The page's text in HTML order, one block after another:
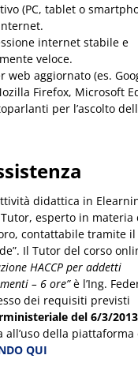
(PC, tablet o
internet stabile e
veloce.
web aggiornato (es.
Firefox, Microsoft
per l’ascolto
didattica in
esperto in materia
contattabile tramite il
Il Tutor del corso
HACCP per addetti
– 6 ore”è l’Ing.
dei requisiti previsti
del 6/3/2013
all’uso della piattaforma
QUI